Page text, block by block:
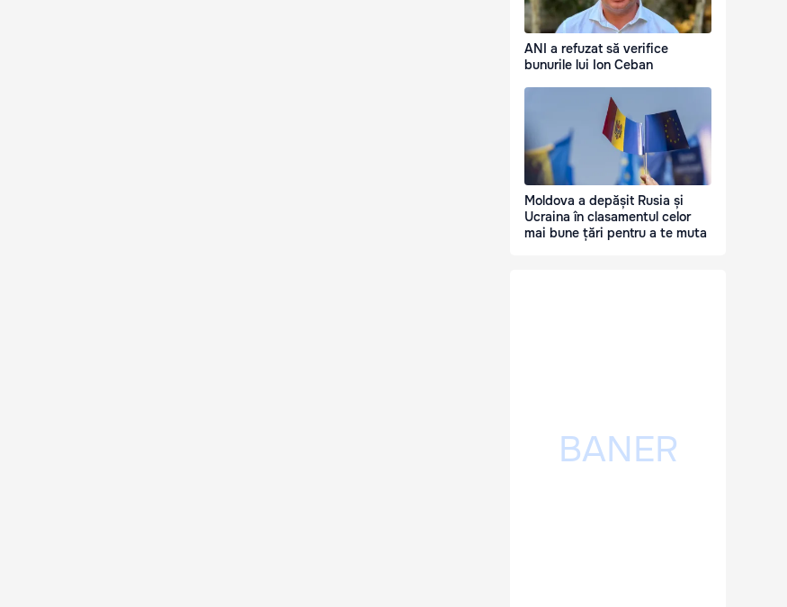
ANI a refuzat să verifice
bunurile lui Ion Ceban
Moldova a depășit Rusia și
Ucraina în clasamentul celor
mai bune țări pentru a te muta